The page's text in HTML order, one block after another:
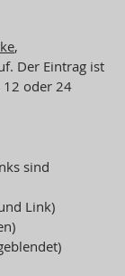
,
Der Eintrag ist
oder 24
sind
Link)